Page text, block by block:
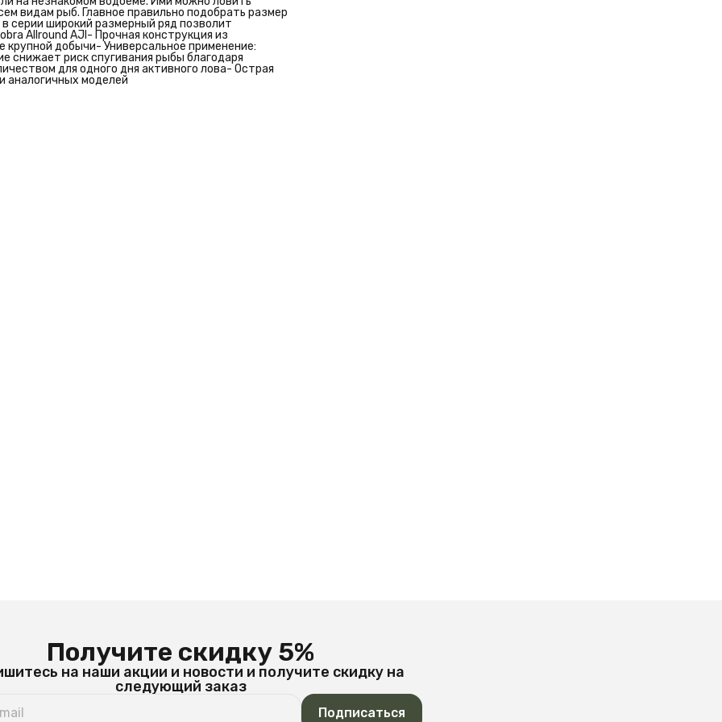
видам рыб. Главное правильно подобрать размер
серии широкий размерный ряд позволит
Allround AJI- Прочная конструкция из
добычи- Универсальное применение:
снижает риск спугивания рыбы благодаря
для одного дня активного лова- Острая
аналогичных моделей
Получите скидку 5%
на наши акции и новости и получите скидку на
следующий заказ
Подписаться